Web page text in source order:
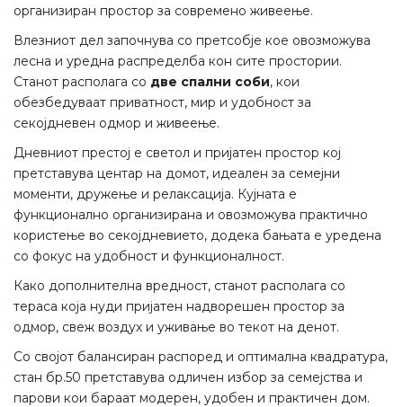
организиран простор за современо живеење.
Влезниот дел започнува со претсобје кое овозможува
лесна и уредна распределба кон сите простории.
Станот располага со две спални соби, кои
обезбедуваат приватност, мир и удобност за
секојдневен одмор и живеење.
Дневниот престој е светол и пријатен простор кој
претставува центар на домот, идеален за семејни
моменти, дружење и релаксација. Кујната е
функционално организирана и овозможува практично
користење во секојдневието, додека бањата е уредена
со фокус на удобност и функционалност.
Како дополнителна вредност, станот располага со
тераса која нуди пријатен надворешен простор за
одмор, свеж воздух и уживање во текот на денот.
Со својот балансиран распоред и оптимална квадратура,
стан бр.50 претставува одличен избор за семејства и
парови кои бараат модерен, удобен и практичен дом.